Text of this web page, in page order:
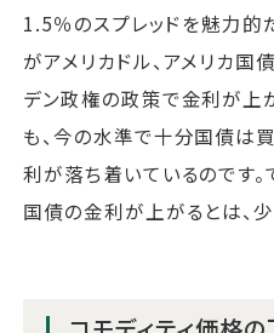
1.5％のスプレッドを魅力的
がアメリカドル、アメリカ国
デン政権の政策で金利が上
も、今の水準で十分国債は
利が落ち着いているのです
国債の金利が上がるとは、少